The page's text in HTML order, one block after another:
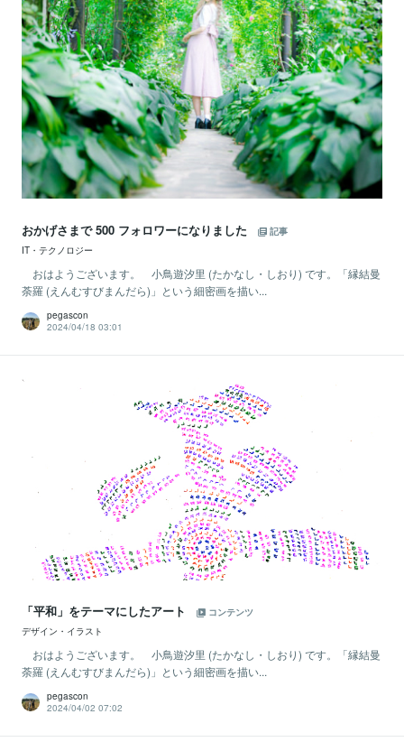
おかげさまで 500 フォロワーになりました
記事
IT・テクノロジー
おはようございます。 小鳥遊汐里 (たかなし・しおり) です。「縁結曼
荼羅 (えんむすびまんだら)」という細密画を描い...
pegascon
2024/04/18 03:01
「平和」をテーマにしたアート
コンテンツ
デザイン・イラスト
おはようございます。 小鳥遊汐里 (たかなし・しおり) です。「縁結曼
荼羅 (えんむすびまんだら)」という細密画を描い...
pegascon
2024/04/02 07:02